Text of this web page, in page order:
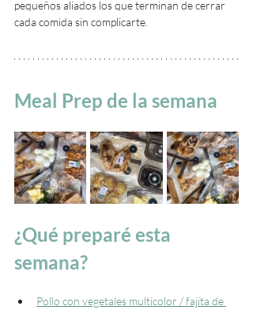
pequeños aliados los que terminan de cerrar
cada comida sin complicarte.
Meal Prep de la semana
¿Qué preparé esta
semana?
Pollo con vegetales multicolor / fajita de